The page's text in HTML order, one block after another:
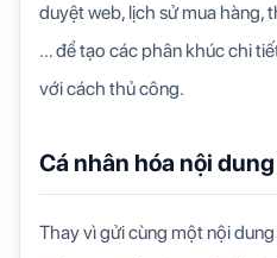
duyệt web, lịch sử mua hàng,
… để tạo các phân khúc chi
với cách thủ công.
Cá nhân hóa nội
Thay vì gửi cùng một nội